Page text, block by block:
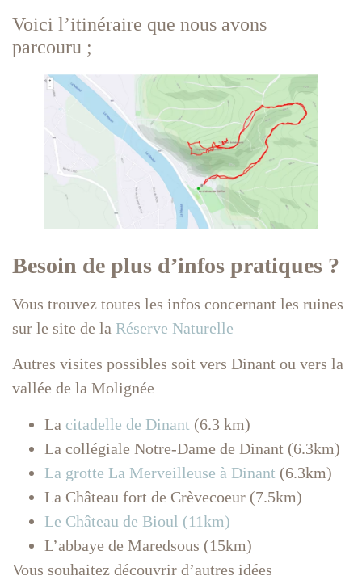
Voici l’itinéraire que nous avons
parcouru ;
Besoin de plus d’infos pratiques ?
Vous trouvez toutes les infos concernant les ruines
sur le site de la Réserve Naturelle
Autres visites possibles soit vers Dinant ou vers la
vallée de la Molignée
La citadelle de Dinant (6.3 km)
La collégiale Notre-Dame de Dinant (6.3km)
La grotte La Merveilleuse à Dinant (6.3km)
La Château fort de Crèvecoeur (7.5km)
Le Château de Bioul (11km)
L’abbaye de Maredsous (15km)
Vous souhaitez découvrir d’autres idées